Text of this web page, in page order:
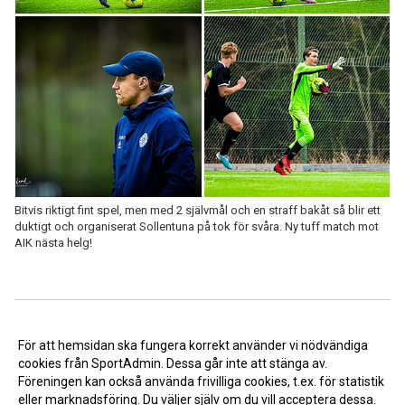
Bitvis riktigt fint spel, men med 2 självmål och en straff bakåt så blir ett
duktigt och organiserat Sollentuna på tok för svåra. Ny tuff match mot
AIK nästa helg!
<< Tillbaka
För att hemsidan ska fungera korrekt använder vi nödvändiga
cookies från SportAdmin. Dessa går inte att stänga av.
Föreningen kan också använda frivilliga cookies, t.ex. för statistik
eller marknadsföring. Du väljer själv om du vill acceptera dessa.